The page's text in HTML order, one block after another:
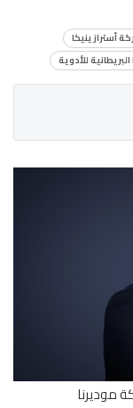
أسترازينيكا
للأدوية
موديرنا